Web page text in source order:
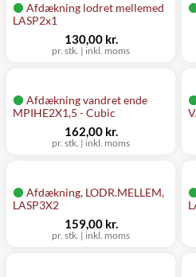
Afdækning lodret mellemed
LASP2x1
pr. stk. | inkl. moms
130,00 kr.
Afdækning vandret ende
MPIHE2X1,5 - Cubic
pr. stk. | inkl. moms
162,00 kr.
Afdækning, LODR.MELLEM,
LASP3X2
pr. stk. | inkl. moms
159,00 kr.